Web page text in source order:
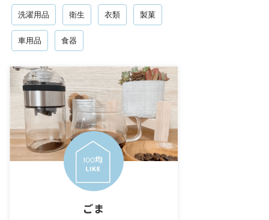
洗濯用品 衛生 衣類 製菓
車用品 食器
ごま